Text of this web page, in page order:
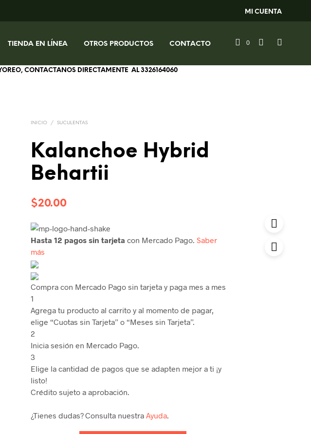
MI CUENTA
TIENDA EN LÍNEA OTROS PRODUCTOS CONTACTO 0
CONTACTANOS DIRECTAMENTE AL3326164060
INICIO / SUCULENTAS
Kalanchoe Hybrid
Behartii
$20.00
Hasta 12 pagos sin tarjeta con Mercado Pago. Saber
más
Compra con Mercado Pago sin tarjeta y paga mes a mes
1
Agrega tu producto al carrito y al momento de pagar,
elige “Cuotas sin Tarjeta” o “Meses sin Tarjeta”.
2
Inicia sesión en Mercado Pago.
3
Elige la cantidad de pagos que se adapten mejor a ti ¡y
listo!
Crédito sujeto a aprobación.
¿Tienes dudas? Consulta nuestraAyuda.